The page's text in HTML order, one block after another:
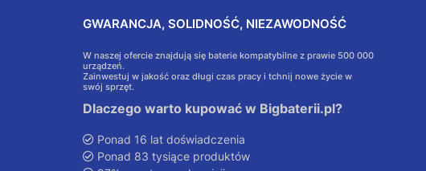
GWARANCJA, SOLIDNOŚĆ, NIEZAWODNOŚĆ
W naszej ofercie znajdują się baterie kompatybilne z prawie 500 000
urządzeń.
Zainwestuj w jakość oraz długi czas pracy i tchnij nowe życie w
swój sprzęt.
Dlaczego warto kupować w Bigbaterii.pl?
Ponad 16 lat doświadczenia
Ponad 83 tysiące produktów